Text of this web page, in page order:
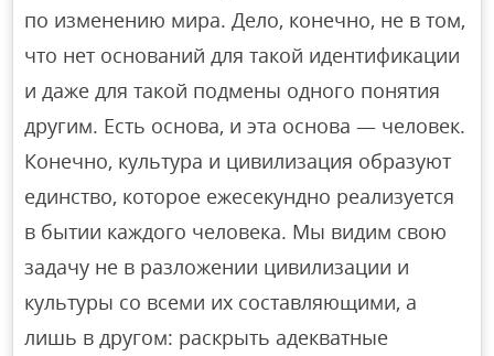
по изменению мира. Дело, конечно, не в том,
что нет оснований для такой идентификации
и даже для такой подмены одного понятия
другим. Есть основа, и эта основа — человек.
Конечно, культура и цивилизация образуют
единство, которое ежесекундно реализуется
в бытии каждого человека. Мы видим свою
задачу не в разложении цивилизации и
культуры со всеми их составляющими, а
лишь в другом: раскрыть адекватные